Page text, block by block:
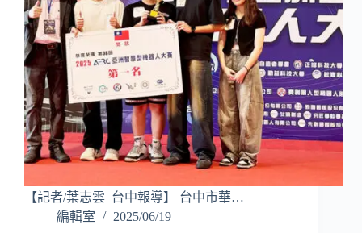
【記者/葉志雲 台中報導】 台中市華…
編輯室
2025/06/19